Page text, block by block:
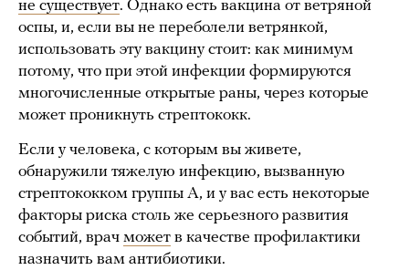
не существует. Однако есть вакцина от ветряной
оспы, и, если вы не переболели ветрянкой,
использовать эту вакцину стоит: как минимум
потому, что при этой инфекции формируются
многочисленные открытые раны, через которые
может проникнуть стрептококк.
Если у человека, с которым вы живете,
обнаружили тяжелую инфекцию, вызванную
стрептококком группы A, и у вас есть некоторые
факторы риска столь же серьезного развития
событий, врач может в качестве профилактики
назначить вам антибиотики.